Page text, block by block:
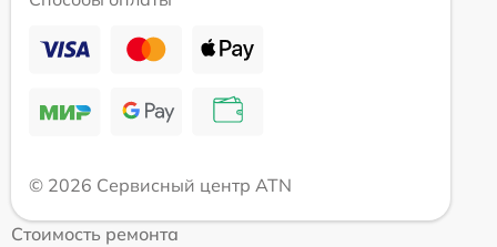
© 2026 Сервисный центр ATN
Стоимость ремонта